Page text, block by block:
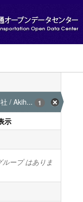
/ Akih...
1
示
ープ はありま